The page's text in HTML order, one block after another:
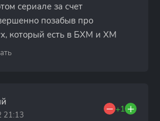
сериале за счет
позабыв про
который есть в БХМ и ХМ
21:13
+1